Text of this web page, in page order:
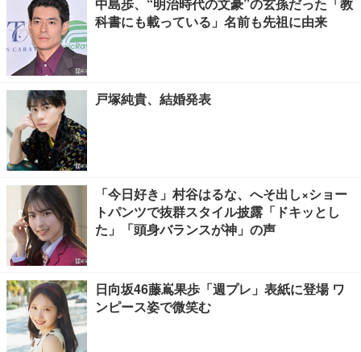
科書にも載っている」名前も先祖に由来
戸塚純貴、結婚発表
「今日好き」村谷はるな、へそ出し×ショー
トパンツで抜群スタイル披露「ドキッとし
た」「頭身バランスが神」の声
日向坂46藤嶌果歩「週プレ」表紙に登場 ワ
ンピース姿で微笑む